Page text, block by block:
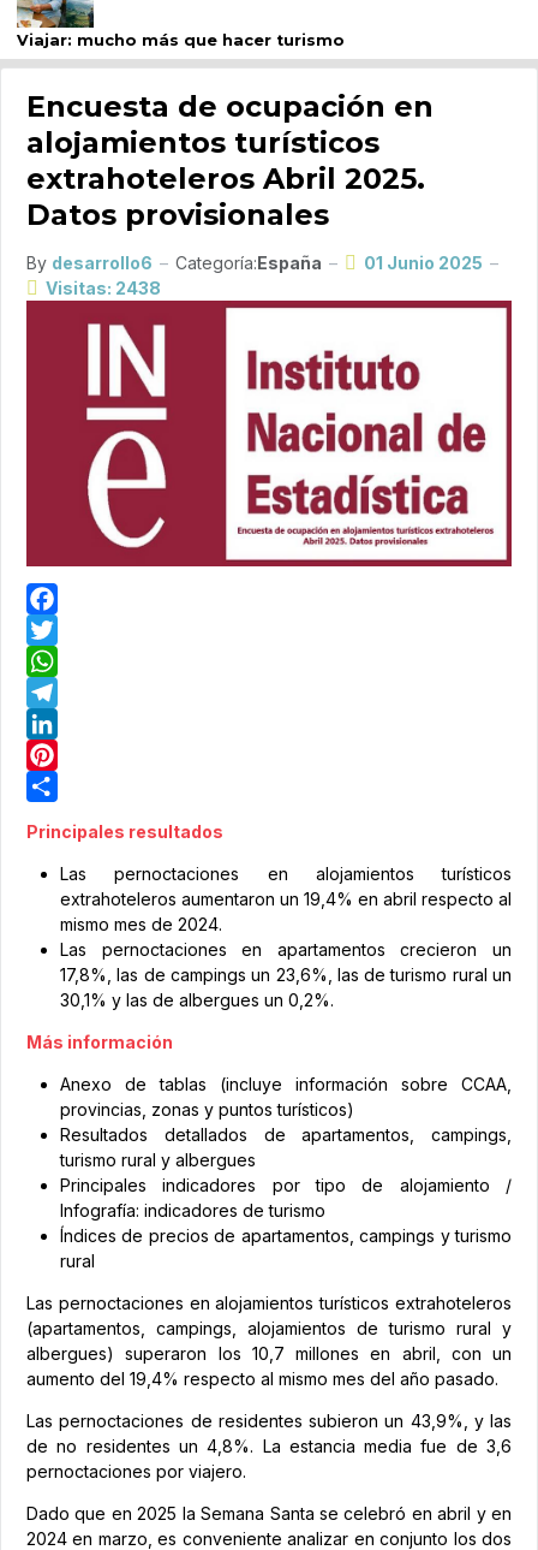
Viajar: mucho más que hacer turismo
Encuesta de ocupación en
alojamientos turísticos
extrahoteleros Abril 2025.
Datos provisionales
By desarrollo6 Categoría:España
01 Junio 2025
Visitas: 2438
Facebook
Twitter
WhatsApp
Telegram
LinkedIn
Pinterest
Principales resultados
Las pernoctaciones en alojamientos turísticos
extrahoteleros aumentaron un 19,4% en abril respecto al
mismo mes de 2024.
Las pernoctaciones en apartamentos crecieron un
17,8%, las de campings un 23,6%, las de turismo rural un
30,1% y las de albergues un 0,2%.
Más información
Anexo de tablas (incluye información sobre CCAA,
provincias, zonas y puntos turísticos)
Resultados detallados de apartamentos, campings,
turismo rural y albergues
Principales indicadores por tipo de alojamiento /
Infografía: indicadores de turismo
Índices de precios de apartamentos, campings y turismo
rural
Las pernoctaciones en alojamientos turísticos extrahoteleros
(apartamentos, campings, alojamientos de turismo rural y
albergues) superaron los 10,7 millones en abril, con un
aumento del 19,4% respecto al mismo mes del año pasado.
Las pernoctaciones de residentes subieron un 43,9%, y las
de no residentes un 4,8%. La estancia media fue de 3,6
pernoctaciones por viajero.
Dado que en 2025 la Semana Santa se celebró en abril y en
2024 en marzo, es conveniente analizar en conjunto los dos